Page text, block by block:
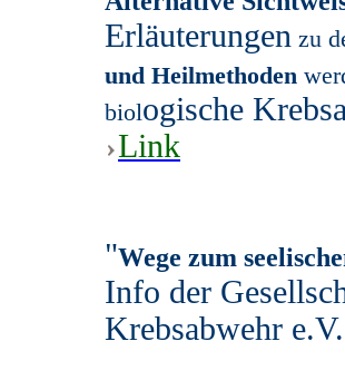
Erläuterungen zu
und Heilmethoden
biologische
Link
"Wege zum
Info der
Krebsabwehr